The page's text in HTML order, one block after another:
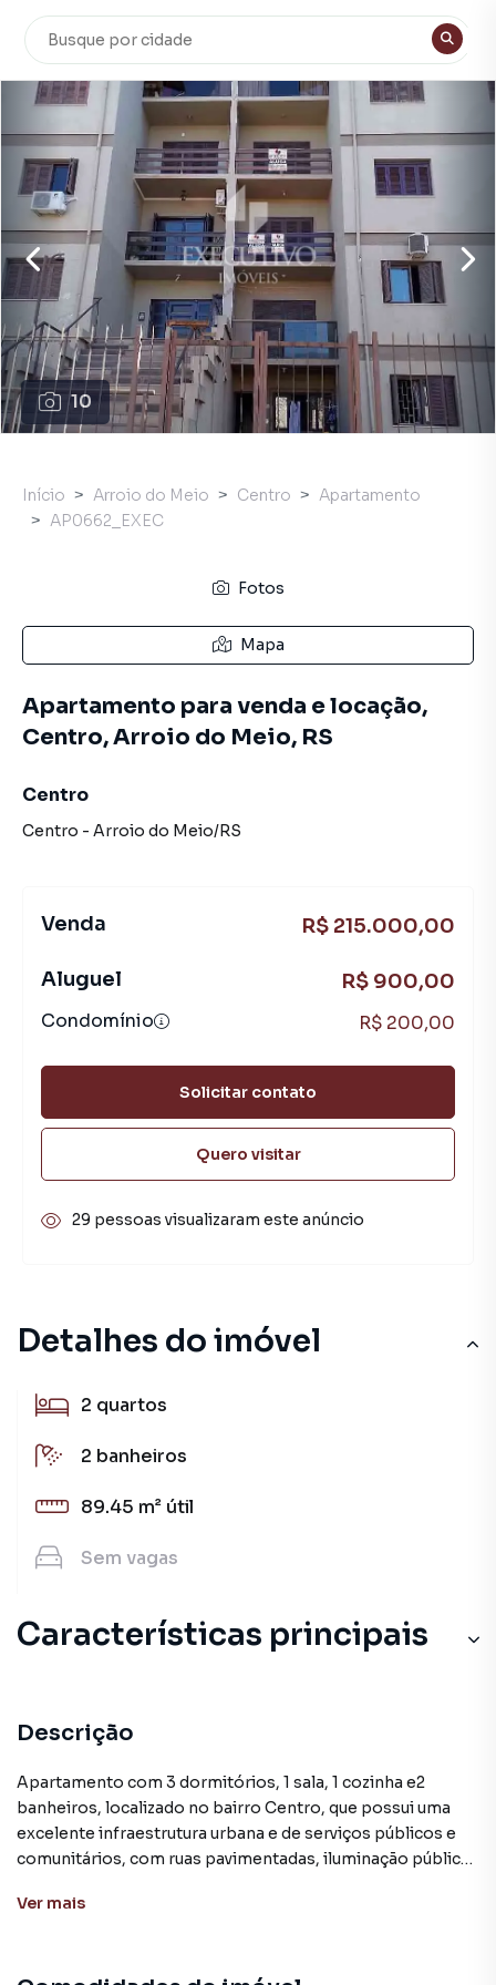
10
Detalhes do imóvel
2 quartos
2 banheiros
89.45 m² útil
Sem vagas
Características principais
Descrição
Apartamento com 3 dormitórios, 1 sala, 1 cozinha e2
banheiros, localizado no bairro Centro, que possui uma
excelente infraestrutura urbana e de serviços públicos e
comunitários, com ruas pavimentadas, iluminação pública,
transporte coletivo e saneamento básico. Além disso
Ver mais
Início Arroio do Meio Centro
Apartamento
AP0662_EXEC
Fotos
Mapa
Apartamento para venda e locação,
Centro, Arroio do Meio, RS
Centro
Centro - Arroio do Meio/RS
Venda R$ 215.000,00
Aluguel R$ 900,00
Condomínio R$ 200,00
Solicitar contato
Quero visitar
29 pessoas visualizaram este anúncio